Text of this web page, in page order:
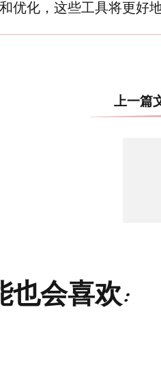
优化，这些工具将更好
上一篇
也会喜欢: